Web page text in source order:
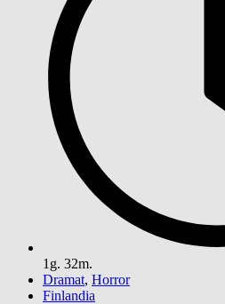
1g. 32m.
Dramat, Horror
Finlandia